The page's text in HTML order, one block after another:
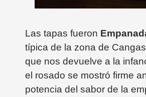
Las tapas fueron
típica de la zona de
que nos devuelve a la
el rosado se mostró firme
potencia del sabor de la